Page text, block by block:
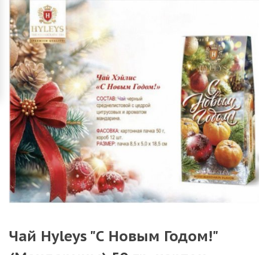
Чай Hyleys "С Новым Годом!"